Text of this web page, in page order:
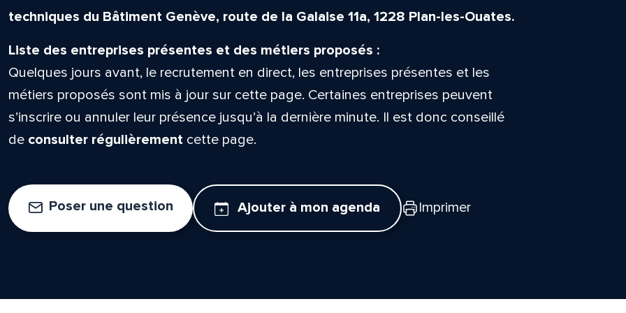
techniques du Bâtiment Genève, route de la Galaise 11a, 1228 Plan-les-Ouates.
Liste des entreprises présentes et des métiers proposés :
Quelques jours avant, le recrutement en direct, les entreprises présentes et les
métiers proposés sont mis à jour sur cette page. Certaines entreprises peuvent
s’inscrire ou annuler leur présence jusqu’à la dernière minute. Il est donc conseillé
de consulter régulièrementcette page.
Poser une question Ajouter à mon agenda Imprimer